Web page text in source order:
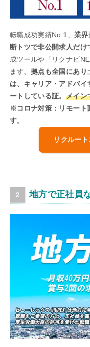
転職成功実績No.1、 業界
断トツで非公開求人だけ
成ツールや「リクナビ
ます。拠点も全国にあり
は、キャリア・アドバ
ートしている証。 メイン
※コロナ対策：リモート
す。
リクルー
地方で正社員